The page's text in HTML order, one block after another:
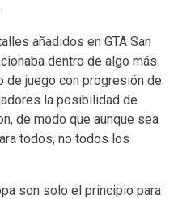
añadidos en GTA San
dentro de algo más
de juego con progresión de
la posibilidad de
de modo que aunque sea
todos, no todos los
son solo el principio para